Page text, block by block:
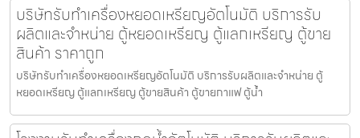
บริษัทรับทำเครื่องหยอดเหรียญ​อัตโนมัติ บริการรับ
ผลิตและจำหน่าย ตู้หยอดเหรียญ ตู้แลกเหรียญ ตู้ขาย
สินค้า ราคาถูก
บริษัทรับทำเครื่องหยอดเหรียญ​อัตโนมัติ บริการรับผลิตและจำหน่าย ตู้
หยอดเหรียญ ตู้แลกเหรียญ ตู้ขายสินค้า ตู้ขายกาแฟ ตู้น้ำ